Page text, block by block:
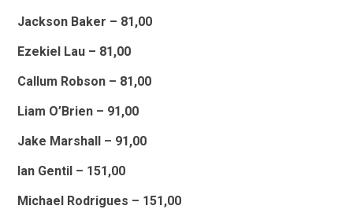
Jackson Baker – 81,00
Ezekiel Lau – 81,00
Callum Robson – 81,00
Liam O’Brien – 91,00
Jake Marshall – 91,00
Ian Gentil – 151,00
Michael Rodrigues – 151,00